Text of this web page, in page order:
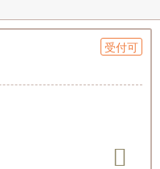
受付可